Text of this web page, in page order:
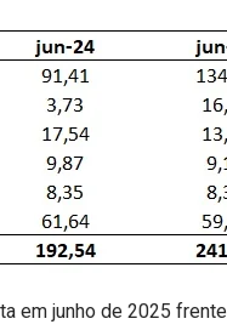
em junho de 2025